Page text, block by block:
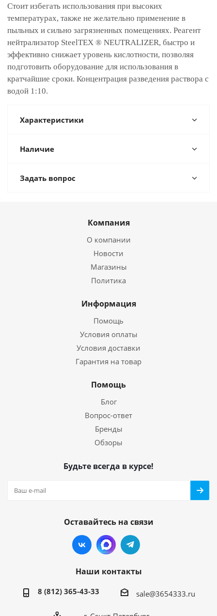
Стоит избегать использования при высоких
температурах, также не желательно применение в
пыльных и сильно загрязненных помещениях. Реагент
нейтрализатор SteelTEX ® NEUTRALIZER, быстро и
эффективно снижает уровень кислотности, позволяя
подготовить оборудование для использования в
кратчайшие сроки. Концентрация разведения раствора с
водой 1:10.
Характеристики
Наличие
Задать вопрос
Компания
О компании
Новости
Магазины
Политика
Информация
Помощь
Условия оплаты
Условия доставки
Гарантия на товар
Помощь
Блог
Вопрос-ответ
Бренды
Обзоры
Будьте всегда в курсе!
Оставайтесь на связи
Наши контакты
8 (812) 365-43-33 sale@3654333.ru